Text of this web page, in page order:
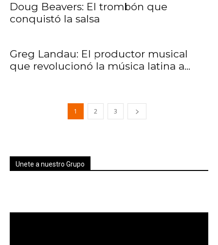
Doug Beavers: El trombón que
conquistó la salsa
Greg Landau: El productor musical
que revolucionó la música latina a...
1 2 3
Unete a nuestro Grupo